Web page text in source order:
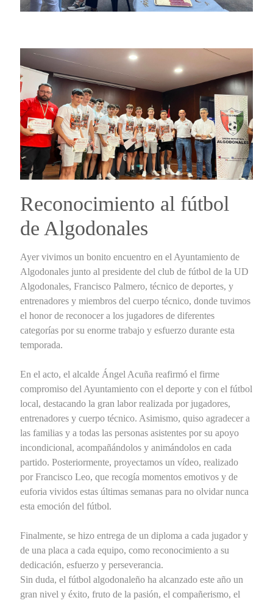
Reconocimiento al fútbol
de Algodonales
Ayer vivimos un bonito encuentro en el Ayuntamiento de
Algodonales junto al presidente del club de fútbol de la UD
Algodonales, Francisco Palmero, técnico de deportes, y
entrenadores y miembros del cuerpo técnico, donde tuvimos
el honor de reconocer a los jugadores de diferentes
categorías por su enorme trabajo y esfuerzo durante esta
temporada.
En el acto, el alcalde Ángel Acuña reafirmó el firme
compromiso del Ayuntamiento con el deporte y con el fútbol
local, destacando la gran labor realizada por jugadores,
entrenadores y cuerpo técnico. Asimismo, quiso agradecer a
las familias y a todas las personas asistentes por su apoyo
incondicional, acompañándolos y animándolos en cada
partido. Posteriormente, proyectamos un vídeo, realizado
por Francisco Leo, que recogía momentos emotivos y de
euforia vividos estas últimas semanas para no olvidar nunca
esta emoción del fútbol.
Finalmente, se hizo entrega de un diploma a cada jugador y
de una placa a cada equipo, como reconocimiento a su
dedicación, esfuerzo y perseverancia.
Sin duda, el fútbol algodonaleño ha alcanzado este año un
gran nivel y éxito, fruto de la pasión, el compañerismo, el